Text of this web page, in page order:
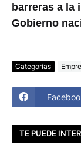
barreras a la
Gobierno
Categorías
TE PUEDE